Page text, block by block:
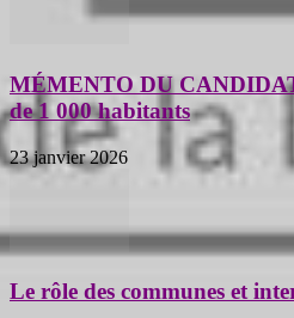
MÉMENTO DU
de 1 000 habitants
23 janvier 2026
Le rôle des communes et